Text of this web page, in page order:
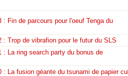
: Fin de parcours pour l'oeuf Tenga du
: Trop de vibrafion pour le futur du SLS
: La ring search party du bonus de
: La fusion géante du tsunami de papier cul